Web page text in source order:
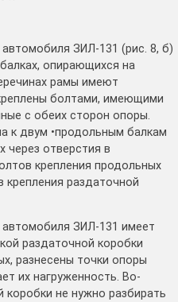
ЗИЛ-131 (рис. 8, б)
опирающихся на
рамы имеют
болтами, имеющими
с обеих сторон опо­ры.
к двум •продольным балкам
через отверстия в
крепления про­дольных
крепления раздаточной
ЗИЛ-131 имеет
раздаточной коробки
разнесены точки опо­ры
их нагруженность. Во-
коробки не нужно разбирать